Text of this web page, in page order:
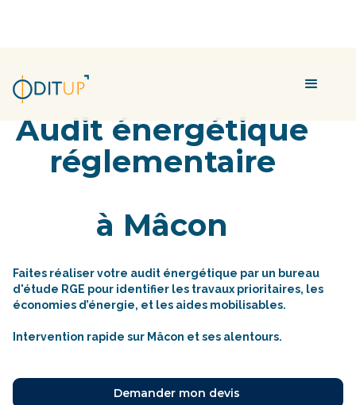
Audit énergétique
réglementaire
à Mâcon
Faites réaliser votre audit énergétique par un bureau
d'étude RGE pour identifier les travaux prioritaires, les
économies d’énergie, et les aides mobilisables.
Intervention rapide sur Mâcon et ses alentours.